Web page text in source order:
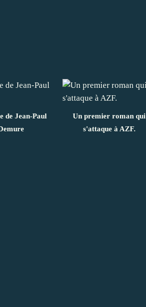
de Jean-Paul
Un premier roman qui
s'attaque à AZF.